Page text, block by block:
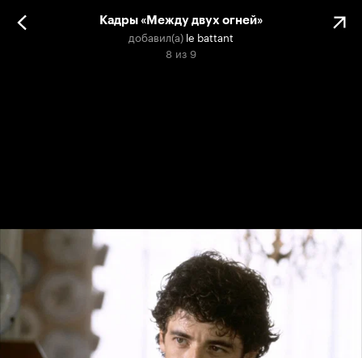
Кадры «Между двух огней»
добавил(а) le battant
8 из 9